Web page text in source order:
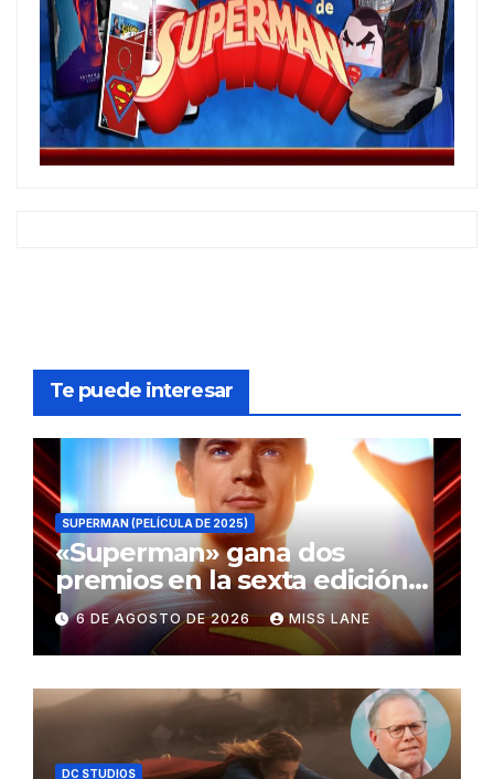
Te puede interesar
SUPERMAN (PELÍCULA DE 2025)
«Superman» gana dos
premios en la sexta edición
de los Critics Choice Super
Awards
6 DE AGOSTO DE 2026 MISS LANE
DC STUDIOS